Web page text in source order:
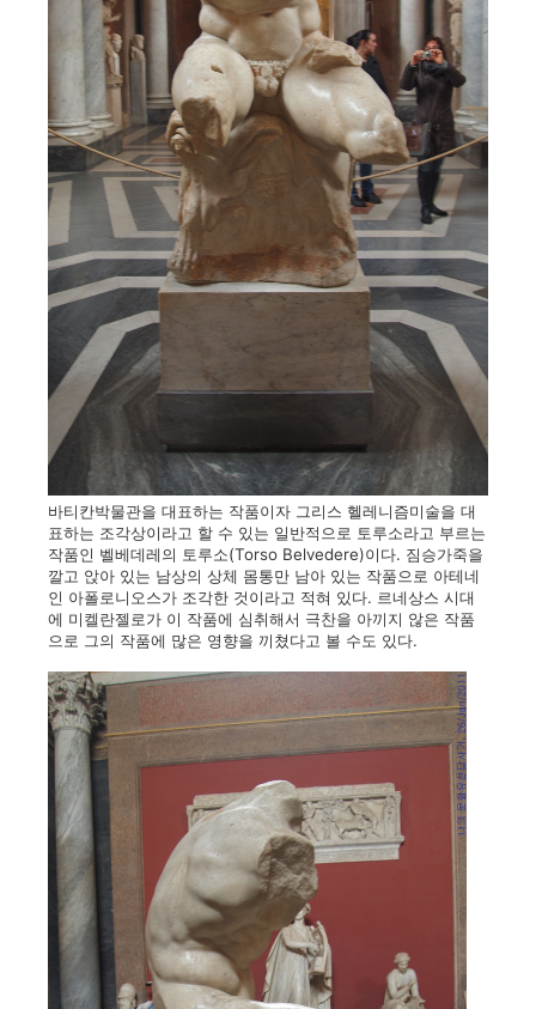
바티칸박물관을 대표하는 작품이자 그리스 헬레니즘미술을 대
표하는 조각상이라고 할 수 있는 일반적으로 토루소라고 부르는
작품인 벨베데레의 토루소(Torso Belvedere)이다. 짐승가죽을
깔고 앉아 있는 남상의 상체 몸통만 남아 있는 작품으로 아테네
인 아폴로니오스가 조각한 것이라고 적혀 있다. 르네상스 시대
에 미켈란젤로가 이 작품에 심취해서 극찬을 아끼지 않은 작품
으로 그의 작품에 많은 영향을 끼쳤다고 볼 수도 있다.